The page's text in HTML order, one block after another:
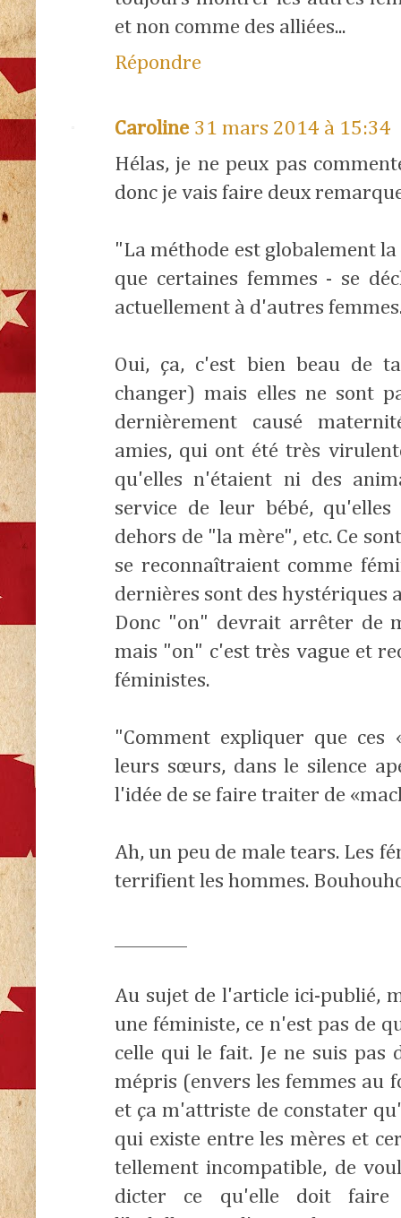
et non comme des alliées...
Répondre
Caroline 31 mars 2014 à 15:34
Hélas, je ne peux pas
donc je vais faire deux
"La méthode est globalement
que certaines femmes - se
actuellement à d'autres
Oui, ça, c'est bien beau de
changer) mais elles ne sont
dernièrement causé
amies, qui ont été très
qu'elles n'étaient ni des
service de leur bébé,
dehors de "la mère", etc. Ce
se reconnaîtraient comme
dernières sont des hystériques
Donc "on" devrait arrêter de
mais "on" c'est très vague et
féministes.
"Comment expliquer que ces
leurs sœurs, dans le silence
l'idée de se faire traiter de
Ah, un peu de male tears. Les
terrifient les hommes.
Au sujet de l'article ici-publié,
une féministe, ce n'est pas de
celle qui le fait. Je ne suis pas
mépris (envers les femmes au
et ça m'attriste de constater
qui existe entre les mères et
tellement incompatible, de
dicter ce qu'elle doit